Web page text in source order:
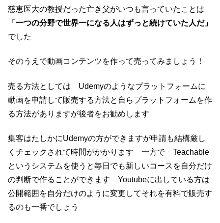
慈恵医大の教授だった亡き父がいつも言っていたことは
「一つの分野で世界一になる人はずっと続けていた人だ」
でした
そのうえで動画コンテンツを作って売ってみましょう！
売る方法としては Udemyのようなプラットフォームに
動画を申請して販売する方法と自らプラットフォームを作
る方法がありますが後者をお勧めします
集客はたしかにUdemyの方ができますが申請も結構厳し
くチェックされて時間がかかります 一方で Teachable
というシステムを使うと毎日でも新しいコースを自分だけ
の判断で作ることができます Youtubeに出している方は
公開範囲を自分だけのように変更してそれを有料で販売す
るのも一番でしょう